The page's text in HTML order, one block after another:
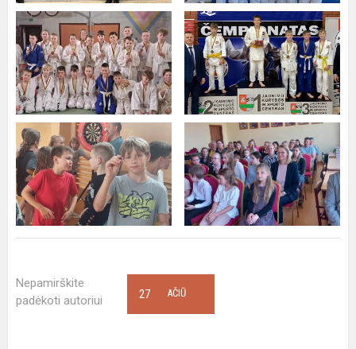
Nepamirškite
padėkoti autoriui
AČIŪ
27